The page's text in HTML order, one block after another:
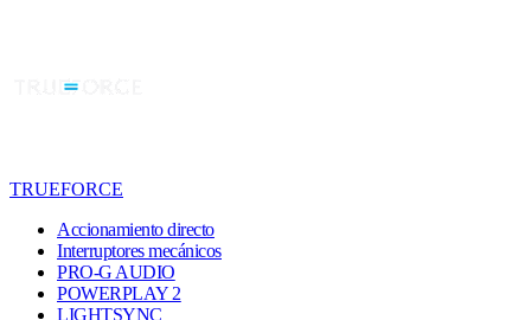
TRUEFORCE
Accionamiento directo
Interruptores mecánicos
PRO-G AUDIO
POWERPLAY 2
LIGHTSYNC